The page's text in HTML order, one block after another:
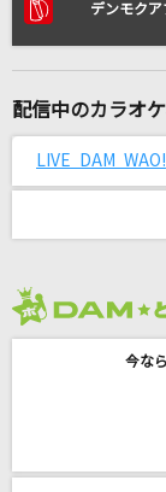
告白
マツケンサン
デンモク
配信中のカラオ
LIVE DAM WAO!
今な